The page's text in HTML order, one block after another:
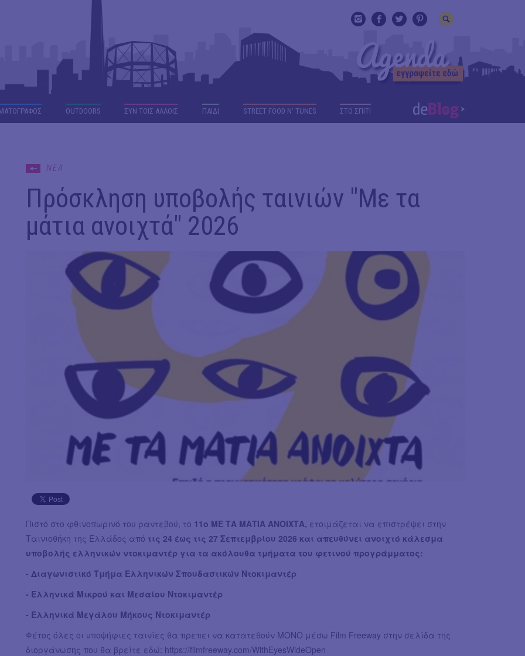
OUTDΟORS ΣΥΝ ΤΟΙΣ ΑΛΛΟΙΣ ΠΑΙΔΙ STREET FOOD N' TUNES ΣΤΟ ΣΠΙΤΙ
ΝΕΑ
Πρόσκληση υποβολής ταινιών "Με τα
μάτια ανοιχτά" 2026
Πιστό στο φθινοπωρινό του ραντεβού, το 11ο ΜΕ ΤΑ ΜΑΤΙΑ ΑΝΟΙΧΤΑ, ετοιμάζεται να επιστρέψει στην
Ταινιοθήκη της Ελλάδος από τις 24 έως τις 27 Σεπτεμβρίου 2026 και απευθύνει ανοιχτό κάλεσμα
υποβολής ελληνικών ντοκιμαντέρ για τα ακόλουθα τμήματα του φετινού προγράμματος:
- Διαγωνιστικό Τμήμα Ελληνικών Σπουδαστικών Ντοκιμαντέρ
- Ελληνικά Μικρού και Μεσαίου Ντοκιμαντέρ
- Ελληνικά Μεγάλου Μήκους Ντοκιμαντέρ
Φέτος όλες οι υποψήφιες ταινίες θα πρεπει να κατατεθούν ΜΟΝΟ μέσω Film Freeway στην σελίδα της
διοργάνωσης που θα βρείτε εδώ: https://filmfreeway.com/WithEyesWideOpen